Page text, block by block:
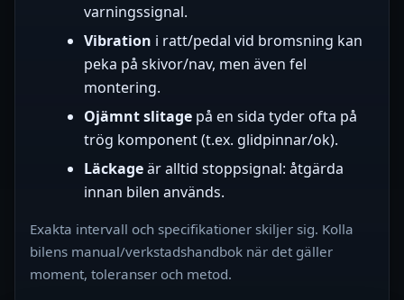
varningssignal.
Vibration i ratt/pedal vid bromsning kan
peka på skivor/nav, men även fel
montering.
Ojämnt slitage på en sida tyder ofta på
trög komponent (t.ex. glidpinnar/ok).
Läckageär alltid stoppsignal: åtgärda
innan bilen används.
Exakta intervall och specifikationer skiljer sig. Kolla
bilens manual/verkstadshandbok när det gäller
moment, toleranser och metod.